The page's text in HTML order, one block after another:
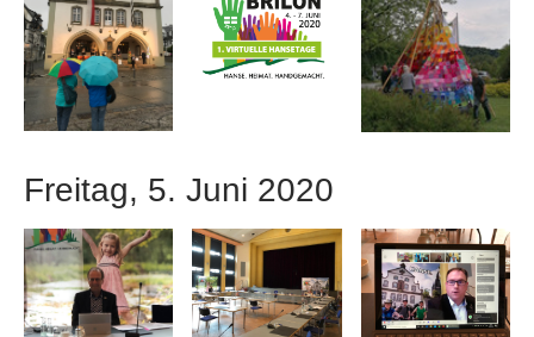
Freitag, 5. Juni 2020